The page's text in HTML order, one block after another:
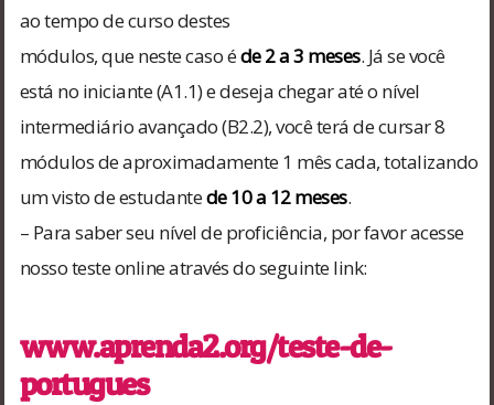
ao tempo de curso destes
módulos, que neste caso éde 2 a 3 meses. Já se você
está no iniciante (A1.1) e deseja chegar até o nível
intermediário avançado (B2.2), você terá de cursar 8
módulos de aproximadamente 1 mês cada, totalizando
um visto de estudantede 10 a 12 meses.
– Para saber seu nível de proficiência, por favor acesse
nosso teste online através do seguinte link:
www.aprenda2.org/teste-de-
portugues